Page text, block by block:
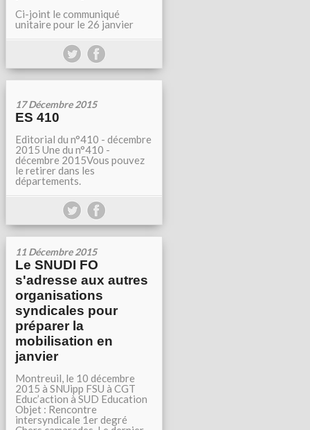
Ci-joint le communiqué
unitaire pour le 26 janvier
17 Décembre 2015
ES 410
Editorial du n°410 - décembre
2015 Une du n°410 -
décembre 2015Vous pouvez
le retirer dans les
départements.
11 Décembre 2015
Le SNUDI FO
s'adresse aux autres
organisations
syndicales pour
préparer la
mobilisation en
janvier
Montreuil, le 10 décembre
2015 à SNUipp FSU à CGT
Educ’action à SUD Education
Objet : Rencontre
intersyndicale 1er degré